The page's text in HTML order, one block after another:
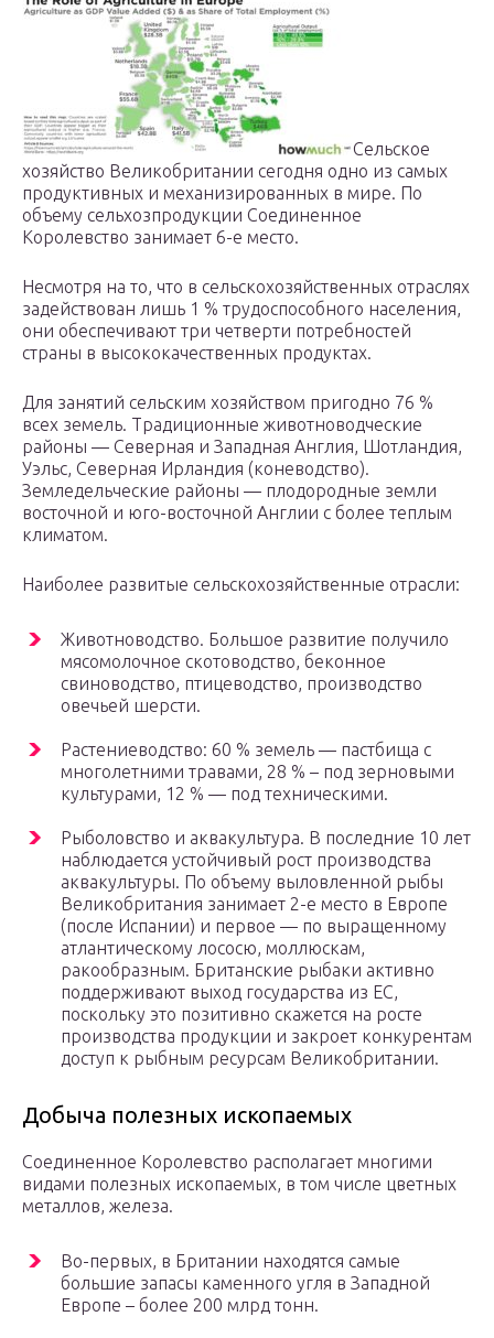
Сельское
хозяйство Великобритании сегодня одно из самых
продуктивных и механизированных в мире. По
объему сельхозпродукции Соединенное
Королевство занимает 6-е место.
Несмотря на то, что в сельскохозяйственных отраслях
задействован лишь 1 % трудоспособного населения,
они обеспечивают три четверти потребностей
страны в высококачественных продуктах.
Для занятий сельским хозяйством пригодно 76 %
всех земель. Традиционные животноводческие
районы — Северная и Западная Англия, Шотландия,
Уэльс, Северная Ирландия (коневодство).
Земледельческие районы — плодородные земли
восточной и юго-восточной Англии с более теплым
климатом.
Наиболее развитые сельскохозяйственные отрасли:
Животноводство. Большое развитие получило
мясомолочное скотоводство, беконное
свиноводство, птицеводство, производство
овечьей шерсти.
Растениеводство: 60 % земель — пастбища с
многолетними травами, 28 % – под зерновыми
культурами, 12 % — под техническими.
Рыболовство и аквакультура. В последние 10 лет
наблюдается устойчивый рост производства
аквакультуры. По объему выловленной рыбы
Великобритания занимает 2-е место в Европе
(после Испании) и первое — по выращенному
атлантическому лососю, моллюскам,
ракообразным. Британские рыбаки активно
поддерживают выход государства из ЕС,
поскольку это позитивно скажется на росте
производства продукции и закроет конкурентам
доступ к рыбным ресурсам Великобритании.
Добыча полезных ископаемых
Соединенное Королевство располагает многими
видами полезных ископаемых, в том числе цветных
металлов, железа.
Во-первых, в Британии находятся самые
большие запасы каменного угля в Западной
Европе – более 200 млрд тонн.